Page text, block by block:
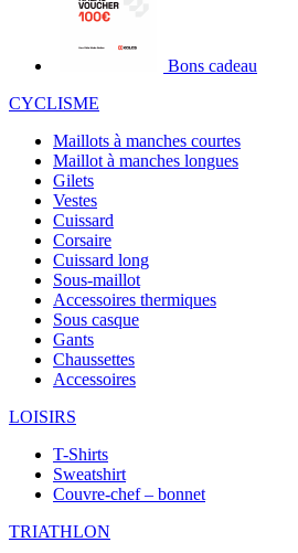
Bons cadeau
CYCLISME
Maillots à manches courtes
Maillot à manches longues
Gilets
Vestes
Cuissard
Corsaire
Cuissard long
Sous-maillot
Accessoires thermiques
Sous casque
Gants
Chaussettes
Accessoires
LOISIRS
T-Shirts
Sweatshirt
Couvre-chef – bonnet
TRIATHLON